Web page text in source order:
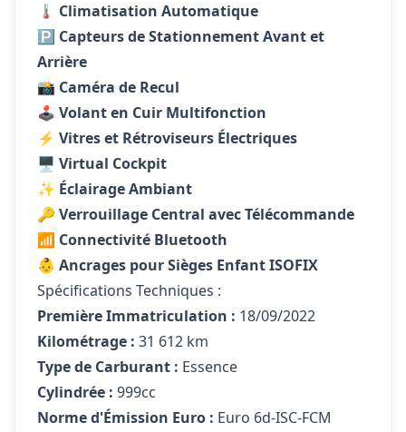
🌡️ Climatisation Automatique
🅿️ Capteurs de Stationnement Avant et
Arrière
📸 Caméra de Recul
🕹️ Volant en Cuir Multifonction
⚡ Vitres et Rétroviseurs Électriques
🖥️ Virtual Cockpit
✨ Éclairage Ambiant
🔑 Verrouillage Central avec Télécommande
📶 Connectivité Bluetooth
👶 Ancrages pour Sièges Enfant ISOFIX
Spécifications Techniques :
Première Immatriculation : 18/09/2022
Kilométrage : 31 612 km
Type de Carburant : Essence
Cylindrée : 999cc
Norme d'Émission Euro : Euro 6d-ISC-FCM